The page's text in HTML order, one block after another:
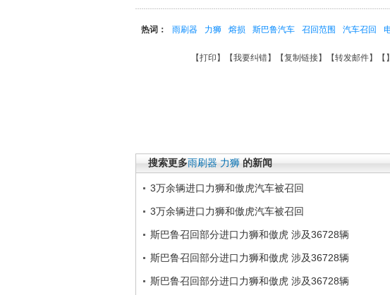
热词： 雨刷器 力狮 熔损 斯巴鲁汽车 召回范围 汽车召回
【打印 】【我要纠错】【复制链接】【转发邮件】【 】
搜索更多雨刷器 力狮 的新闻
3万余辆进口力狮和傲虎汽车被召回
3万余辆进口力狮和傲虎汽车被召回
斯巴鲁召回部分进口力狮和傲虎 涉及36728辆
斯巴鲁召回部分进口力狮和傲虎 涉及36728辆
斯巴鲁召回部分进口力狮和傲虎 涉及36728辆